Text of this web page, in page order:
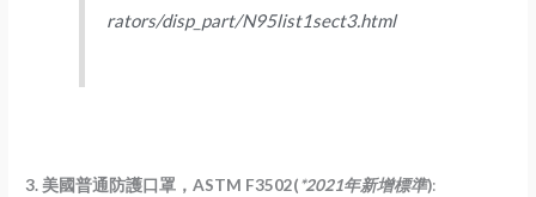
rators/disp_part/N95list1sect3.html
3.美國普通防護口罩，ASTM F3502(*2021年新增標準):